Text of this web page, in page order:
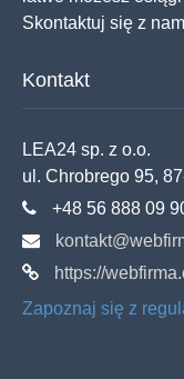
Skontaktuj się z
Kontakt
LEA24 sp. z o.o.
ul. Chrobrego 95,
+48 56 888 09
https://
Zapoznaj się z